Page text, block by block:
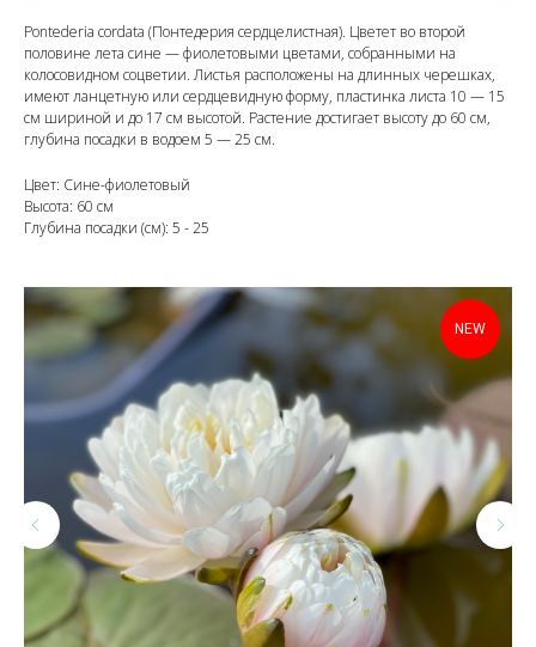
Pontederia cordata (Понтедерия сердцелистная). Цветет во второй
половине лета сине — фиолетовыми цветами, собранными на
колосовидном соцветии. Листья расположены на длинных черешках,
имеют ланцетную или сердцевидную форму, пластинка листа 10 — 15
см шириной и до 17 см высотой. Растение достигает высоту до 60 см,
глубина посадки в водоем 5 — 25 см.
Цвет: Сине-фиолетовый
Высота: 60 см
Глубина посадки (см): 5 - 25
NEW